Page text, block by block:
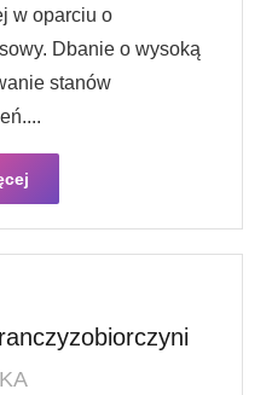
w oparciu o
Dbanie o wysoką
stanów